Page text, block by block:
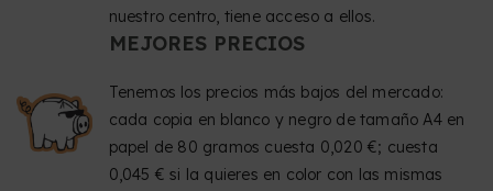
nuestro centro, tiene acceso a ellos.
MEJORES PRECIOS
Tenemos los precios más bajos del mercado:
cada copia en blanco y negro de tamaño A4 en
papel de 80 gramos cuesta 0,020 €; cuesta
0,045 € si la quieres en color con las mismas